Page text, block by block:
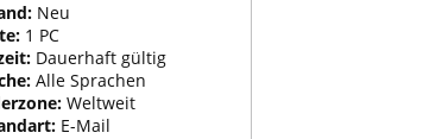
Neu
1 PC
Dauerhaft gültig
Alle Sprachen
Weltweit
E-Mail